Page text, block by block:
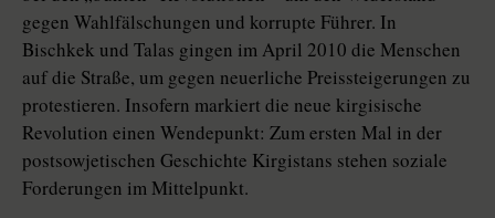
gegen Wahlfälschungen und korrupte Führer. In
Bischkek und Talas gingen im April 2010 die Menschen
auf die Straße, um gegen neuerliche Preissteigerungen zu
protestieren. Insofern markiert die neue kirgisische
Revolution einen Wendepunkt: Zum ersten Mal in der
postsowjetischen Geschichte Kirgistans stehen soziale
Forderungen im Mittelpunkt.